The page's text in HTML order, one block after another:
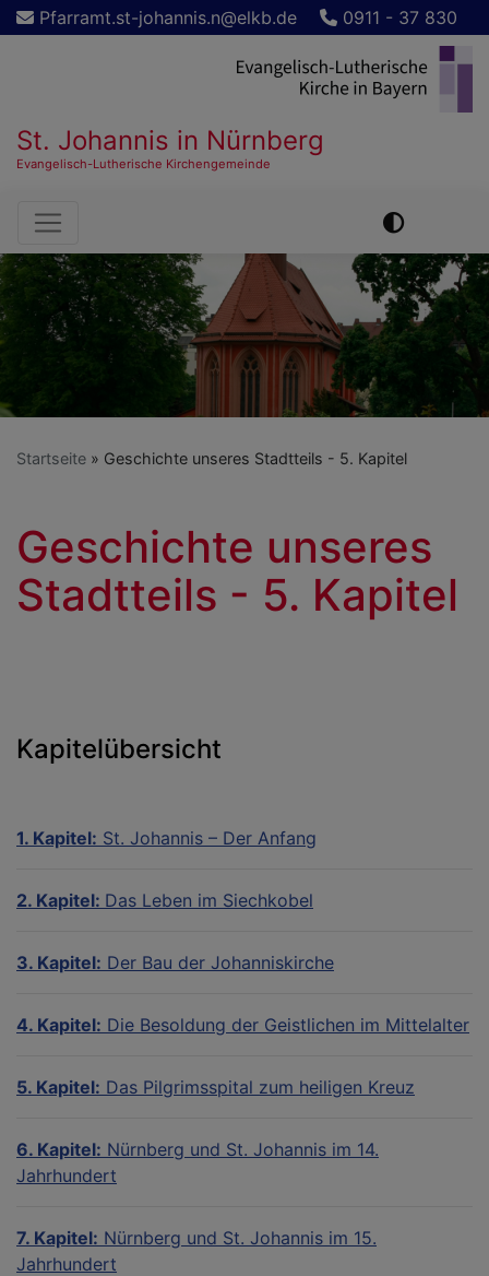
Direkt
zum
Pfarramt.st-johannis.n@elkb.de 0911 - 37 830
St. Johannis in Nürnberg
Evangelisch-Lutherische Kirchengemeinde
Hauptnavigation
Startseite Geschichte unseres Stadtteils - 5. Kapitel
Geschichte unseres
Stadtteils - 5. Kapitel
Kapitelübersicht
1. Kapitel: St. Johannis – Der Anfang
2. Kapitel: Das Leben im Siechkobel
3. Kapitel: Der Bau der Johanniskirche
4. Kapitel: Die Besoldung der Geistlichen im Mittelalter
5. Kapitel: Das Pilgrimsspital zum heiligen Kreuz
6. Kapitel: Nürnberg und St. Johannis im 14.
Jahrhundert
7. Kapitel: Nürnberg und St. Johannis im 15.
Jahrhundert